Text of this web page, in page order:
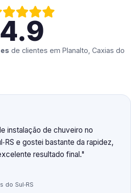
4.9
de clientes em Planalto, Caxias do
instalação de chuveiro no
e gostei bastante da rapidez,
resultado final.
do Sul‑RS